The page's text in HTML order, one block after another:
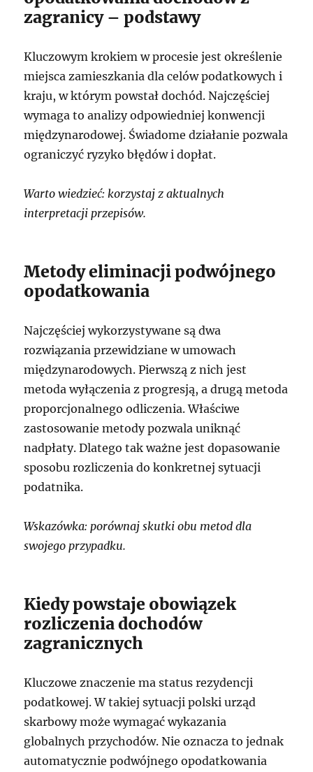
zagranicy – podstawy
Kluczowym krokiem w procesie jest określenie
miejsca zamieszkania dla celów podatkowych i
kraju, w którym powstał dochód. Najczęściej
wymaga to analizy odpowiedniej konwencji
międzynarodowej. Świadome działanie pozwala
ograniczyć ryzyko błędów i dopłat.
Warto wiedzieć: korzystaj z aktualnych
interpretacji przepisów.
Metody eliminacji podwójnego
opodatkowania
Najczęściej wykorzystywane są dwa
rozwiązania przewidziane w umowach
międzynarodowych. Pierwszą z nich jest
metoda wyłączenia z progresją, a drugą metoda
proporcjonalnego odliczenia. Właściwe
zastosowanie metody pozwala uniknąć
nadpłaty. Dlatego tak ważne jest dopasowanie
sposobu rozliczenia do konkretnej sytuacji
podatnika.
Wskazówka: porównaj skutki obu metod dla
swojego przypadku.
Kiedy powstaje obowiązek
rozliczenia dochodów
zagranicznych
Kluczowe znaczenie ma status rezydencji
podatkowej. W takiej sytuacji polski urząd
skarbowy może wymagać wykazania
globalnych przychodów. Nie oznacza to jednak
automatycznie podwójnego opodatkowania